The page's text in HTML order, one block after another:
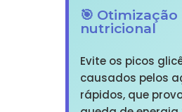
🎯 Otimização
nutricional
Evite os picos
causados pelos
rápidos, que